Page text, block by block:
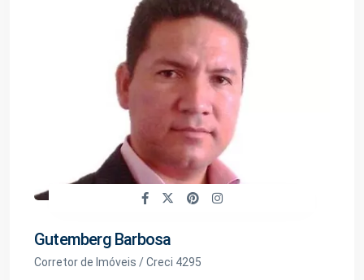
Gutemberg Barbosa
Corretor de Imóveis / Creci 4295